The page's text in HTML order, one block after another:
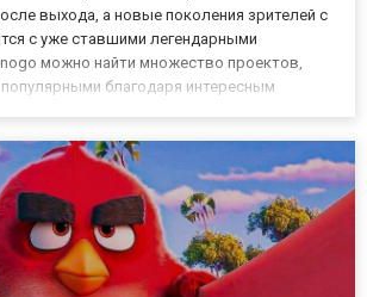
выхода, а новые поколения зрителей с
с уже ставшими легендарными
можно найти множество проектов,
благодаря интересным